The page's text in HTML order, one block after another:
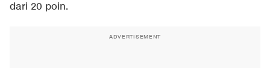
dari 20 poin.
ADVERTISEMENT